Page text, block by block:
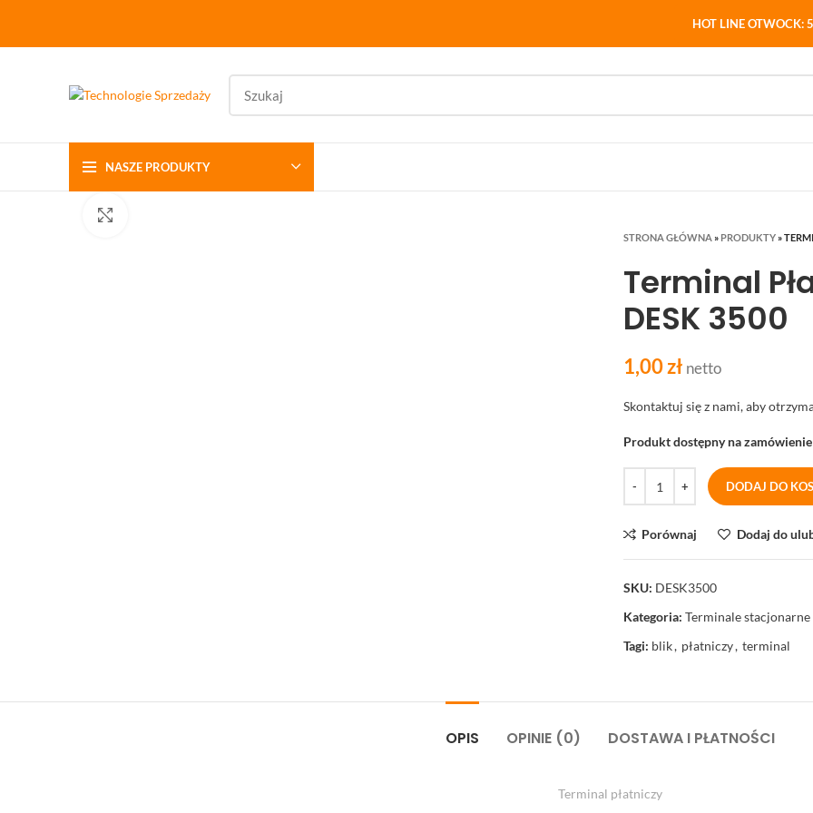
HOT LINE OTWOCK:
NASZE PRODUKTY
STRONA GŁÓWNA » PRODUKTY »
Terminal
DESK 3500
1,00zł netto
Skontaktuj się z nami, aby
Produkt dostępny na zamówienie
DODAJ DO
Porównaj Dodaj do
SKU: DESK3500
Kategoria: Terminale stacjonarne
Tagi: blik, płatniczy, terminal
OPIS OPINIE (0) DOSTAWA I PŁATNOŚCI
Terminal płatniczy